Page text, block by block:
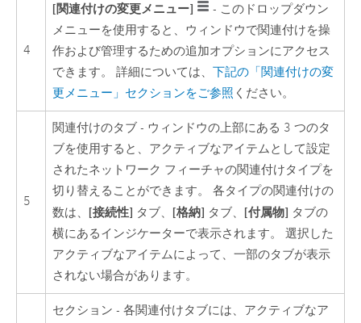
4
[関連付けの変更メニュー]
- このドロップダウン
メニューを使用すると、ウィンドウで関連付けを操
作および管理するための追加オプションにアクセス
できます。 詳細については、下記の「関連付けの変
更メニュー」セクションをご参照 ください。
5
関連付けのタブ - ウィンドウの上部にある 3 つのタ
ブを使用すると、アクティブなアイテムとして設定
されたネットワーク フィーチャの関連付けタイプを
切り替えることができます。 各タイプの関連付けの
数は、 [接続性] タブ、 [格納] タブ、 [付属物] タブの
横にあるインジケーターで表示されます。 選択した
アクティブなアイテムによって、一部のタブが表示
されない場合があります。
セクション - 各関連付けタブには、アクティブなア